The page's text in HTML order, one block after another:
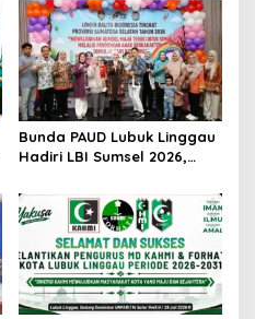
Indonesia Palembang
Bunda PAUD Lubuk Linggau
Hadiri LBI Sumsel 2026,
Keluarga dalam Tumbuh
Kembang Anak